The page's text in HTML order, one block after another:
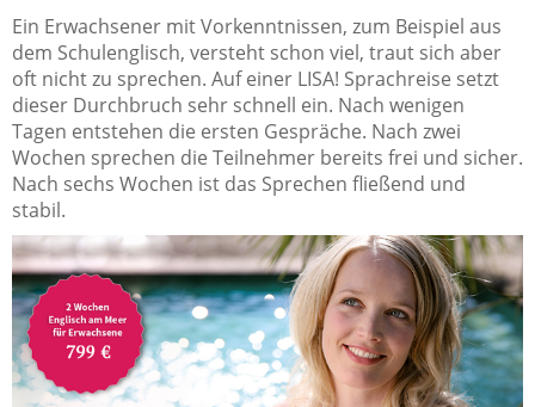
Ein Erwachsener mit Vorkenntnissen, zum Beispiel aus
dem Schulenglisch, versteht schon viel, traut sich aber
oft nicht zu sprechen. Auf einer LISA! Sprachreise setzt
dieser Durchbruch sehr schnell ein. Nach wenigen
Tagen entstehen die ersten Gespräche. Nach zwei
Wochen sprechen die Teilnehmer bereits frei und sicher.
Nach sechs Wochen ist das Sprechen fließend und
stabil.